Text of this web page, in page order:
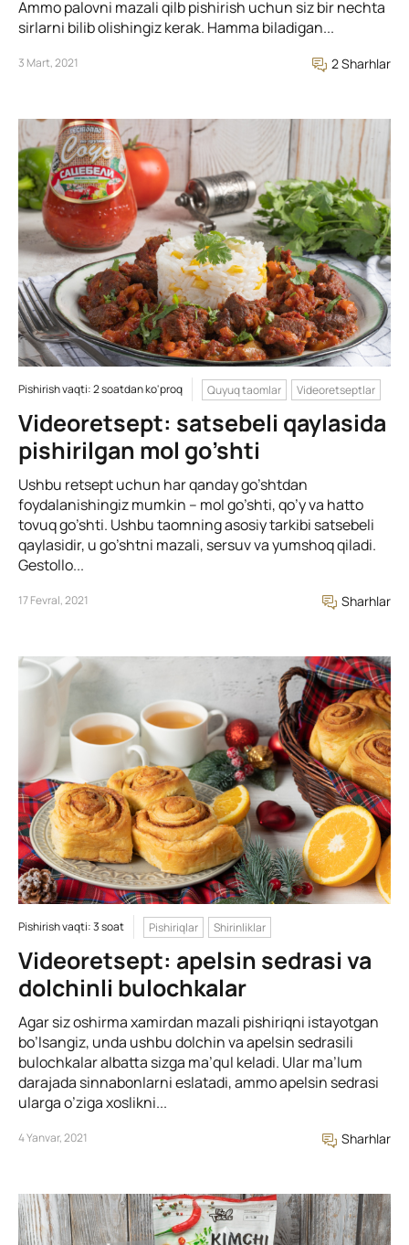
Ammo palovni mazali qilb pishirish uchun siz bir nechta
sirlarni bilib olishingiz kerak. Hamma biladigan...
3 Mart, 2021 2 Sharhlar
Pishirish vaqti: 2 soatdan ko'proq Quyuq taomlar Videoretseptlar
Videoretsept: satsebeli qaylasida
pishirilgan mol go’shti
Ushbu retsept uchun har qanday go’shtdan
foydalanishingiz mumkin – mol go’shti, qo’y va hatto
tovuq go’shti. Ushbu taomning asosiy tarkibi satsebeli
qaylasidir, u go’shtni mazali, sersuv va yumshoq qiladi.
Gestollo...
17 Fevral, 2021 Sharhlar
Pishirish vaqti: 3 soat Pishiriqlar Shirinliklar
Videoretsept: apelsin sedrasi va
dolchinli bulochkalar
Agar siz oshirma xamirdan mazali pishiriqni istayotgan
bo’lsangiz, unda ushbu dolchin va apelsin sedrasili
bulochkalar albatta sizga ma’qul keladi. Ular ma’lum
darajada sinnabonlarni eslatadi, ammo apelsin sedrasi
ularga o’ziga xoslikni...
4 Yanvar, 2021 Sharhlar